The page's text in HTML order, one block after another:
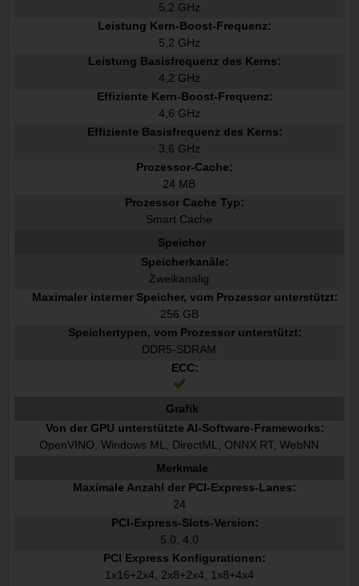
5,2 GHz
Leistung Kern-Boost-Frequenz:
5,2 GHz
Leistung Basisfrequenz des Kerns:
4,2 GHz
Effiziente Kern-Boost-Frequenz:
4,6 GHz
Effiziente Basisfrequenz des Kerns:
3,6 GHz
Prozessor-Cache:
24 MB
Prozessor Cache Typ:
Smart Cache
Speicher
Speicherkanäle:
Zweikanalig
Maximaler interner Speicher, vom Prozessor unterstützt:
256 GB
Speichertypen, vom Prozessor unterstützt:
DDR5-SDRAM
ECC:
Grafik
Von der GPU unterstützte AI-Software-Frameworks:
OpenVINO, Windows ML, DirectML, ONNX RT, WebNN
Merkmale
Maximale Anzahl der PCI-Express-Lanes:
24
PCI-Express-Slots-Version:
5.0, 4.0
PCI Express Konfigurationen:
1x16+2x4, 2x8+2x4, 1x8+4x4